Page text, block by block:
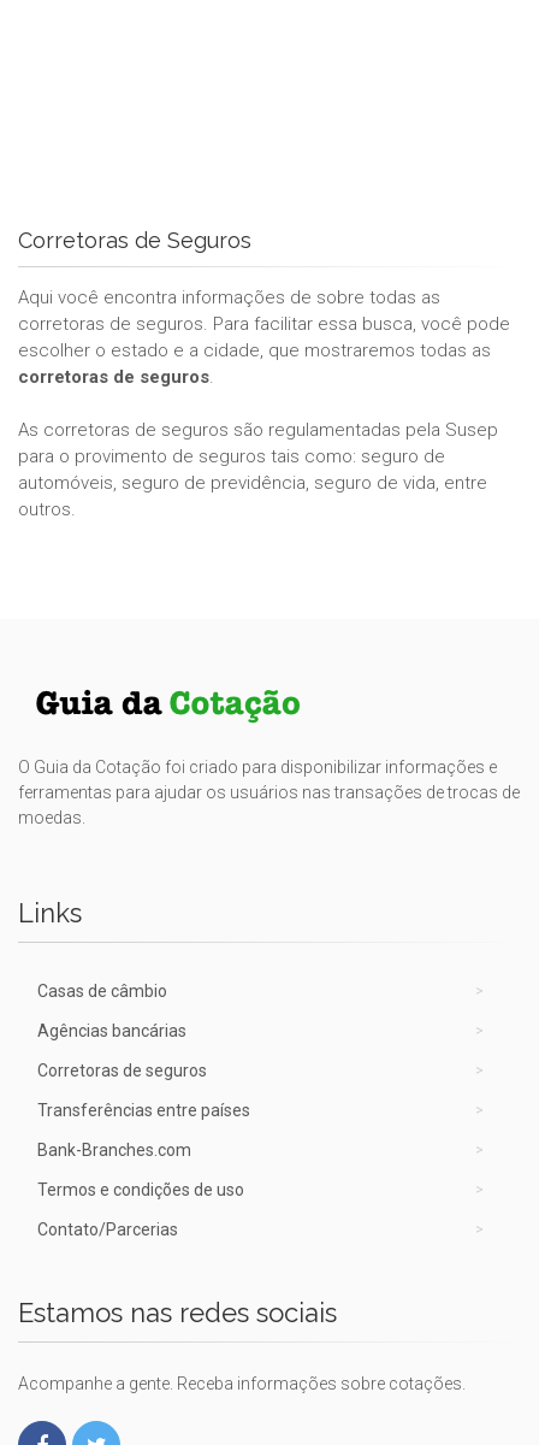
Corretoras de Seguros
Aqui você encontra informações de sobre todas as
corretoras de seguros. Para facilitar essa busca, você pode
escolher o estado e a cidade, que mostraremos todas as
corretoras de seguros.
As corretoras de seguros são regulamentadas pela Susep
para o provimento de seguros tais como: seguro de
automóveis, seguro de previdência, seguro de vida, entre
outros.
O Guia da Cotação foi criado para disponibilizar informações e
ferramentas para ajudar os usuários nas transações de trocas de
moedas.
Links
Casas de câmbio
Agências bancárias
Corretoras de seguros
Transferências entre países
Bank-Branches.com
Termos e condições de uso
Contato/Parcerias
Estamos nas redes sociais
Acompanhe a gente. Receba informações sobre cotações.